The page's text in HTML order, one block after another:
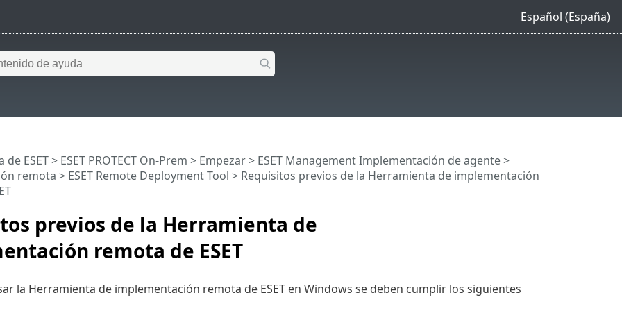
Español (España)
previos de la Herramienta de
remota de ESET
de ESET> ESET PROTECT On-Prem > Empezar> ESET Management Implementación de agente>
remota > ESET Remote Deployment Tool > Requisitos previos de la Herramienta de implementación
la Herramienta de implementación remota de ESET en Windows se deben cumplir los siguientes